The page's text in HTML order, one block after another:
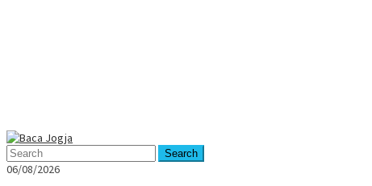
Mobile
Menu
Search
06/08/2026